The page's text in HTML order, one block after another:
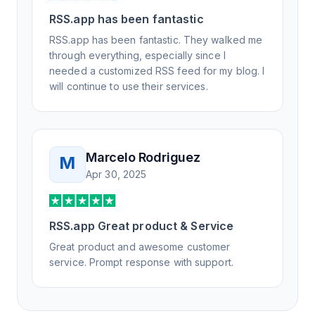
RSS.app has been fantastic
RSS.app has been fantastic. They walked me
through everything, especially since I
needed a customized RSS feed for my blog. I
will continue to use their services.
M Marcelo Rodriguez
Apr 30, 2025
RSS.app Great product & Service
Great product and awesome customer
service. Prompt response with support.